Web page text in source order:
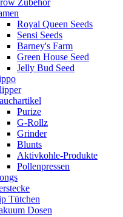
Zubehör
Royal Queen Seeds
Sensi Seeds
Barney's Farm
Green House Seed
Jelly Bud Seed
Purize
G-Rollz
Grinder
Blunts
Aktivkohle-Produkte
Pollenpressen
Tütchen
Dosen